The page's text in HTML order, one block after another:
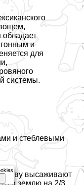
и
для
системы.
и стeблевыми
высаживают
в землю на 2/3,